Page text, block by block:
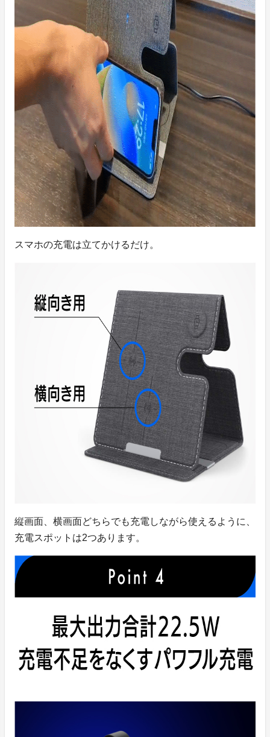
スマホの充電は立てかけるだけ。
縦画面、横画面どちらでも充電しながら使えるように、
充電スポットは2つあります。